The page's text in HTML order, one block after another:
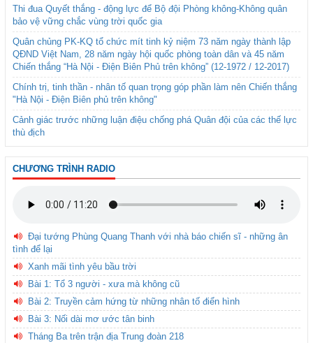
Thi đua Quyết thắng - động lực để Bộ đội Phòng không-Không quân
bảo vệ vững chắc vùng trời quốc gia
Quân chủng PK-KQ tổ chức mít tinh kỷ niệm 73 năm ngày thành lập
QĐND Việt Nam, 28 năm ngày hội quốc phòng toàn dân và 45 năm
Chiến thắng “Hà Nội - Điện Biên Phủ trên không” (12-1972 / 12-2017)
Chính trị, tinh thần - nhân tố quan trọng góp phần làm nên Chiến thắng
"Hà Nội - Điện Biên phủ trên không"
Cảnh giác trước những luận điệu chống phá Quân đội của các thế lực
thù địch
CHƯƠNG TRÌNH RADIO
Đại tướng Phùng Quang Thanh với nhà báo chiến sĩ - những ân
tình để lại
Xanh mãi tình yêu bầu trời
Bài 1: Tổ 3 người - xưa mà không cũ
Bài 2: Truyền cảm hứng từ những nhân tố điển hình
Bài 3: Nối dài mơ ước tân binh
Tháng Ba trên trận địa Trung đoàn 218